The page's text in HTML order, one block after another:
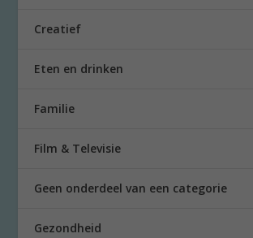
Creatief
Eten en drinken
Familie
Film & Televisie
Geen onderdeel van een categorie
Gezondheid